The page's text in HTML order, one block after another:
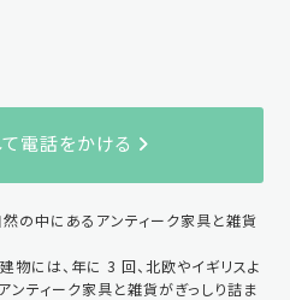
て電話をかける
の中にあるアンティーク家具と雑貨
物には、年に 3 回、北欧やイギリスよ
ンティーク家具と雑貨がぎっしり詰ま